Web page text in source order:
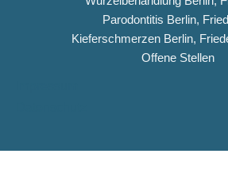
Parodontitis Berlin,
Kieferschmerzen Berlin,
Offene Stellen